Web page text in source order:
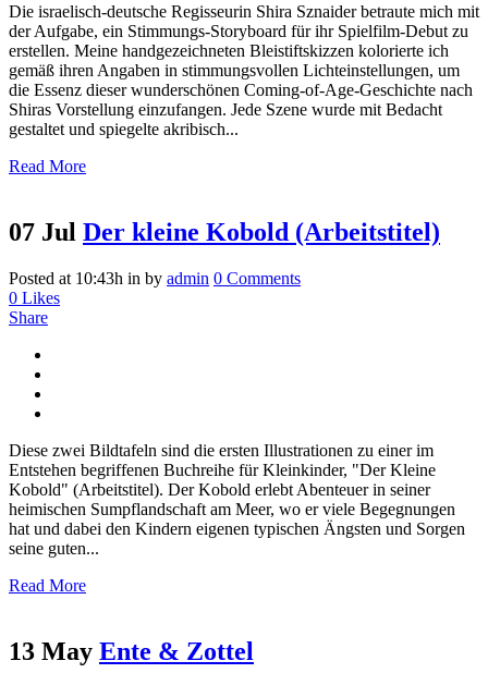
Die israelisch-deutsche Regisseurin Shira Sznaider betraute mich mit
der Aufgabe, ein Stimmungs-Storyboard für ihr Spielfilm-Debut zu
erstellen. Meine handgezeichneten Bleistiftskizzen kolorierte ich
gemäß ihren Angaben in stimmungsvollen Lichteinstellungen, um
die Essenz dieser wunderschönen Coming-of-Age-Geschichte nach
Shiras Vorstellung einzufangen. Jede Szene wurde mit Bedacht
gestaltet und spiegelte akribisch...
Read More
07 Jul Der kleine Kobold (Arbeitstitel)
Posted at 10:43h in by admin 0 Comments
0 Likes
Share
Diese zwei Bildtafeln sind die ersten Illustrationen zu einer im
Entstehen begriffenen Buchreihe für Kleinkinder, "Der Kleine
Kobold" (Arbeitstitel). Der Kobold erlebt Abenteuer in seiner
heimischen Sumpflandschaft am Meer, wo er viele Begegnungen
hat und dabei den Kindern eigenen typischen Ängsten und Sorgen
seine guten...
Read More
13 May Ente & Zottel